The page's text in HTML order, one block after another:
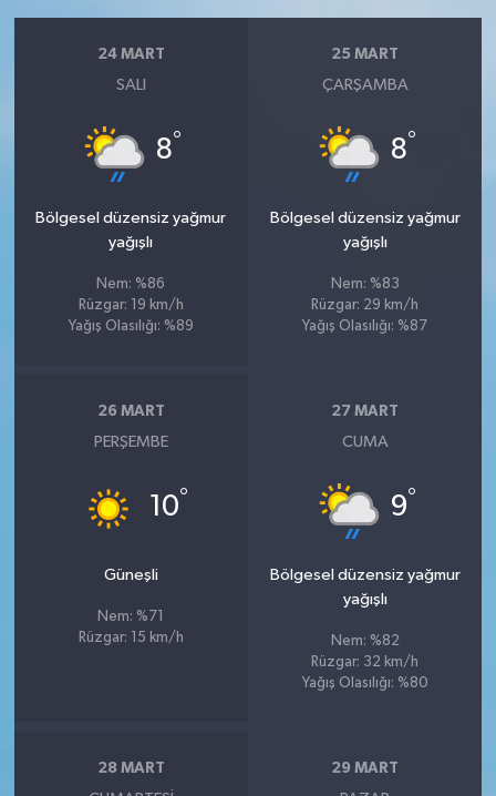
24 MART
SALI
8°
Bölgesel düzensiz yağmur
yağışlı
Nem: %86
Rüzgar: 19 km/h
Yağış Olasılığı: %89
25 MART
ÇARŞAMBA
8°
Bölgesel düzensiz yağmur
yağışlı
Nem: %83
Rüzgar: 29 km/h
Yağış Olasılığı: %87
26 MART
PERŞEMBE
10°
Güneşli
Nem: %71
Rüzgar: 15 km/h
27 MART
CUMA
9°
Bölgesel düzensiz yağmur
yağışlı
Nem: %82
Rüzgar: 32 km/h
Yağış Olasılığı: %80
28 MART 29 MART